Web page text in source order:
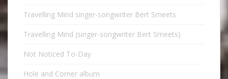
Travelling Mind singer-songwriter Bert Smeets
Travelling Mind (singer-songwriter Bert Smeets)
Not Noticed To-Day
Hole and Corner album